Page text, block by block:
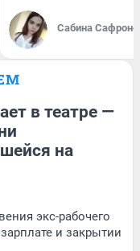
Сабина
в театре —
на
экс-рабочего
и закрытии